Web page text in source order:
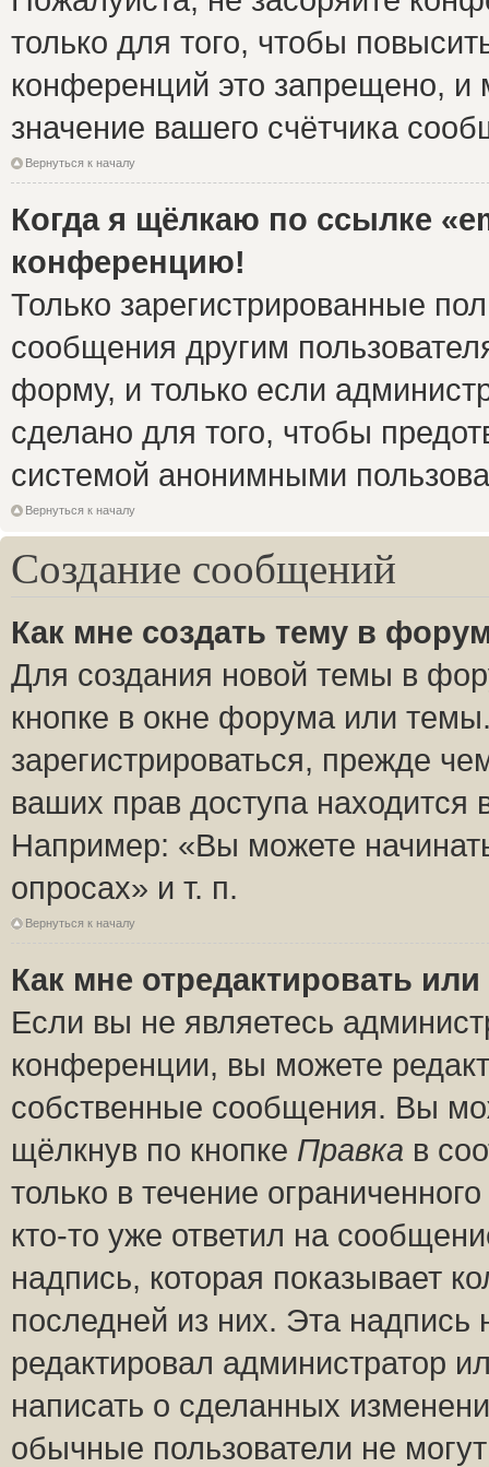
только для того, чтобы
конференций это запрещено, и
значение вашего счётчика
Вернуться к началу
Когда я щёлкаю по ссылке
конференцию!
Только зарегистрированные
сообщения другим
форму, и только если
сделано для того, чтобы
системой анонимными
Вернуться к началу
Создание сообщений
Как мне создать тему в
Для создания новой темы в
кнопке в окне форума или
зарегистрироваться, прежде
ваших прав доступа
Например: «Вы можете
опросах» и т. п.
Вернуться к началу
Как мне отредактировать
Если вы не являетесь
конференции, вы можете
собственные сообщения. Вы
щёлкнув по кнопке Правка в
только в течение
кто-то уже ответил на
надпись, которая показывает
последней из них. Эта
редактировал администратор
написать о сделанных
обычные пользователи не